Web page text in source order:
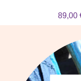
89,00